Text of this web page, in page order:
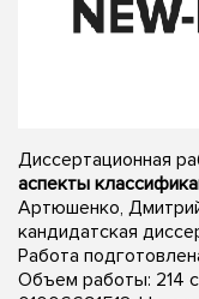
Диссертационная
аспекты
Артюшенко,
кандидатская
Работа
Объем работы: 214